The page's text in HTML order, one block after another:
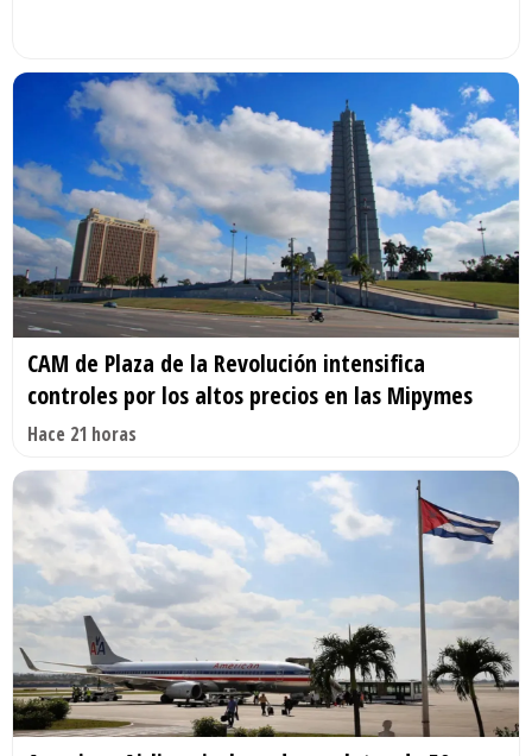
CAM de Plaza de la Revolución intensifica
controles por los altos precios en las Mipymes
Hace 21 horas